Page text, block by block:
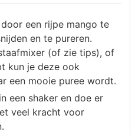
een rijpe mango te
en te pureren.
(of zie tips), of
kun je deze ook
een mooie puree wordt.
een shaker en doe er
veel kracht voor